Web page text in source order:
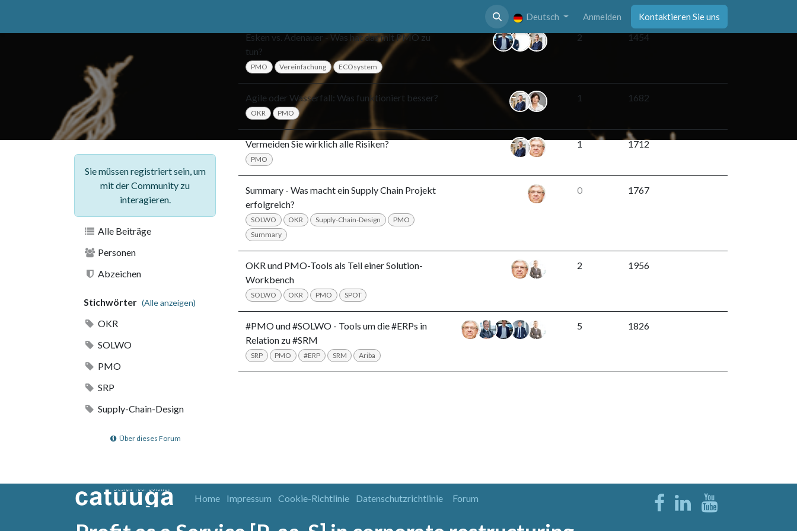
Deutsch Anmelden Kontaktieren Sie uns
Sie müssen registriert sein, um
mit der Community zu
interagieren.
Alle Beiträge
Personen
Abzeichen
Stichwörter (Alle anzeigen)
OKR
SOLWO
PMO
SRP
Supply-Chain-Design
Über dieses Forum
Ansichten
Esken vs. Adenauer - Was hat das mit PMO zu
tun?
PMO Vereinfachung ECOsystem
2 1454
Agile oder Wasserfall: Was funktioniert besser?
OKR PMO
1 1682
Vermeiden Sie wirklich alle Risiken?
PMO
1 1712
Summary - Was macht ein Supply Chain Projekt
erfolgreich?
SOLWO OKR Supply-Chain-Design
PMO
Summary
0 1767
OKR und PMO-Tools als Teil einer Solution-
Workbench
SOLWO OKR PMO SPOT
2 1956
#PMO und #SOLWO - Tools um die #ERPs in
Relation zu #SRM
SRP PMO #ERP SRM Ariba
5 1826
Home Impressum Cookie-Richtlinie Datenschutzrichtlinie Forum